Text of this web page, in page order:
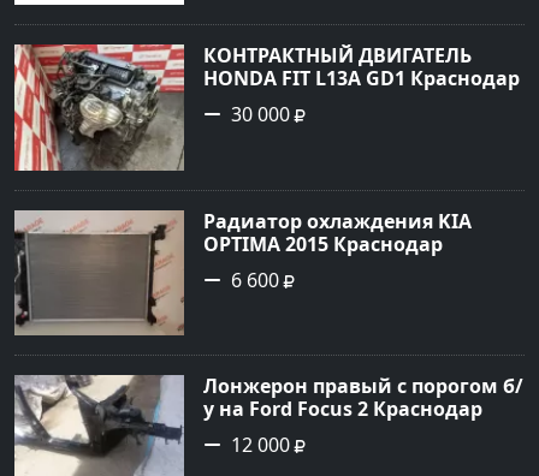
КОНТРАКТНЫЙ ДВИГАТЕЛЬ
HONDA FIT L13A GD1 Краснодар
30 000
Радиатор охлаждения KIA
OPTIMA 2015 Краснодар
6 600
Лонжерон правый с порогом б/
у на Ford Focus 2 Краснодар
12 000